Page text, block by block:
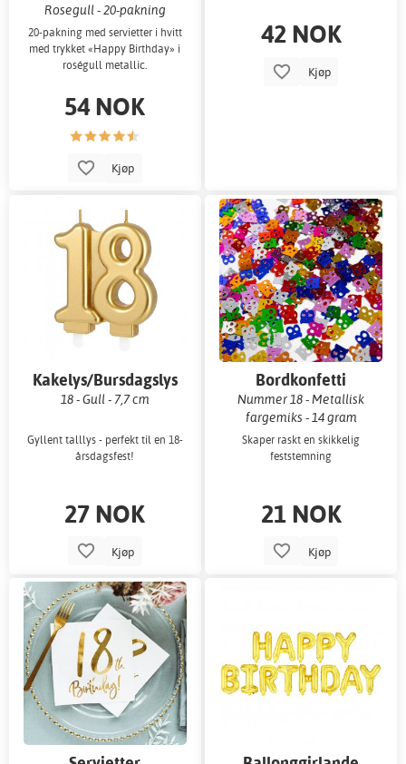
Rosegull - 20-pakning
20-pakning med servietter i hvitt
med trykket «Happy Birthday» i
roségull metallic.
54 NOK
Kjøp
42 NOK
Kjøp
Kakelys/Bursdagslys
18 - Gull - 7,7 cm
Gyllent talllys - perfekt til en 18-
årsdagsfest!
27 NOK
Kjøp
Bordkonfetti
Nummer 18 - Metallisk
fargemiks - 14 gram
Skaper raskt en skikkelig
feststemning
21 NOK
Kjøp